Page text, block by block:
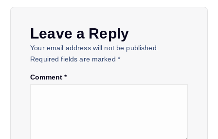
t
Leave a Reply
Your email address will not be published.
Required fields are marked *
Comment*